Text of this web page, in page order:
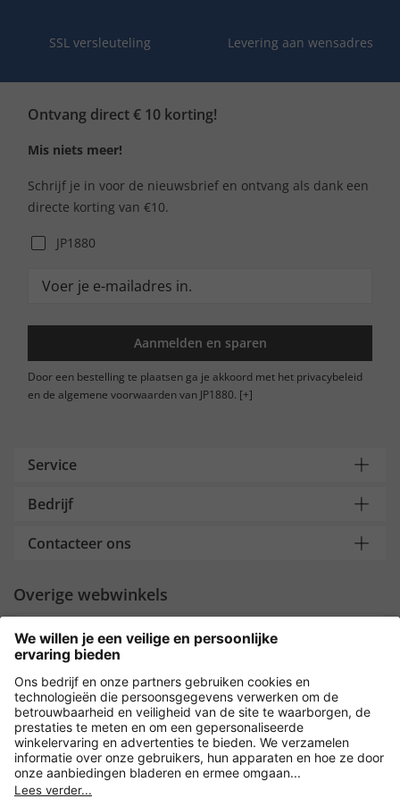
SSL versleuteling Levering aan wensadres
Ontvang direct € 10 korting!
Mis niets meer!
Schrijf je in voor de nieuwsbrief en ontvang als dank een
directe korting van €10.
JP1880
Aanmelden en sparen
Door een bestelling te plaatsen ga je akkoord met het privacybeleid
en de algemene voorwaarden van JP1880. [+]
Service
Bedrijf
Contacteer ons
Overige webwinkels
Nederland
Payment and Delivery
Versleuteling met